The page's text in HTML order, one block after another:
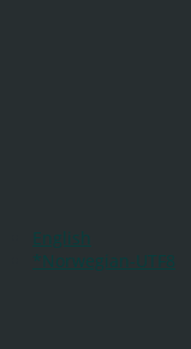
English
*Norwegian-UTF8